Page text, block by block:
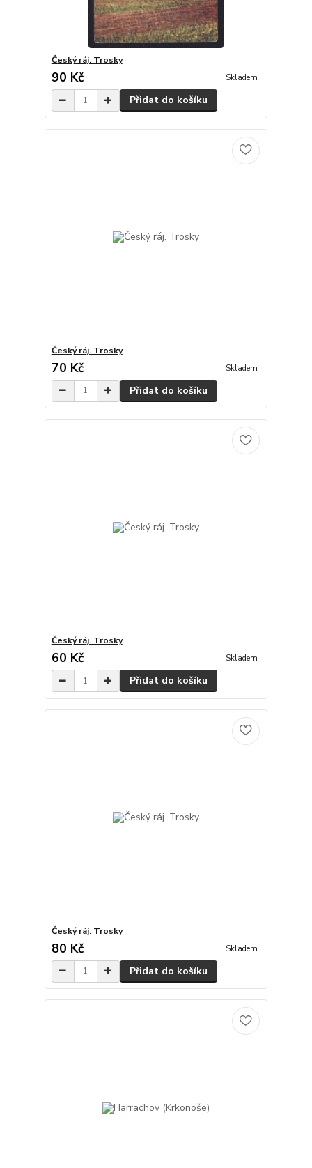
Český ráj. Trosky
90 Kč Skladem
Přidat do košíku
Český ráj. Trosky
70 Kč Skladem
Přidat do košíku
Český ráj. Trosky
60 Kč Skladem
Přidat do košíku
Český ráj. Trosky
80 Kč Skladem
Přidat do košíku